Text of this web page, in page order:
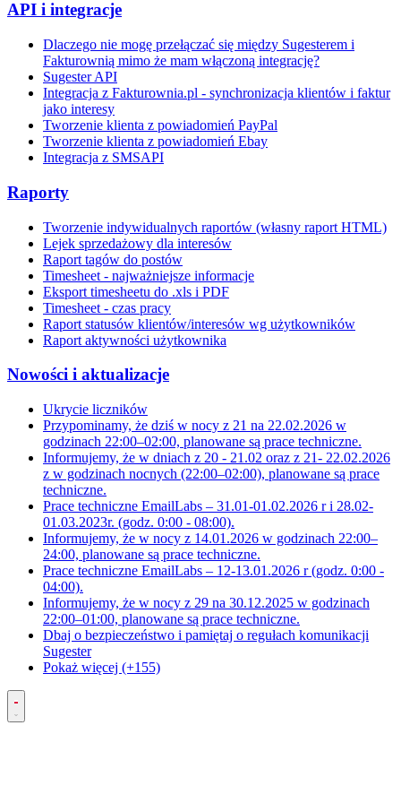
API i integracje
Dlaczego nie mogę przełączać się między Sugesterem i
Fakturownią mimo że mam włączoną integrację?
Sugester API
Integracja z Fakturownia.pl - synchronizacja klientów i faktur
jako interesy
Tworzenie klienta z powiadomień PayPal
Tworzenie klienta z powiadomień Ebay
Integracja z SMSAPI
Raporty
Tworzenie indywidualnych raportów (własny raport HTML)
Lejek sprzedażowy dla interesów
Raport tagów do postów
Timesheet - najważniejsze informacje
Eksport timesheetu do .xls i PDF
Timesheet - czas pracy
Raport statusów klientów/interesów wg użytkowników
Raport aktywności użytkownika
Nowości i aktualizacje
Ukrycie liczników
Przypominamy, że dziś w nocy z 21 na 22.02.2026 w
godzinach 22:00–02:00, planowane są prace techniczne.
Informujemy, że w dniach z 20 - 21.02 oraz z 21- 22.02.2026
z w godzinach nocnych (22:00–02:00), planowane są prace
techniczne.
Prace techniczne EmailLabs – 31.01-01.02.2026 r i 28.02-
01.03.2023r. (godz. 0:00 - 08:00).
Informujemy, że w nocy z 14.01.2026 w godzinach 22:00–
24:00, planowane są prace techniczne.
Prace techniczne EmailLabs – 12-13.01.2026 r (godz. 0:00 -
04:00).
Informujemy, że w nocy z 29 na 30.12.2025 w godzinach
22:00–01:00, planowane są prace techniczne.
Dbaj o bezpieczeństwo i pamiętaj o regułach komunikacji
Sugester
Pokaż więcej (+155)